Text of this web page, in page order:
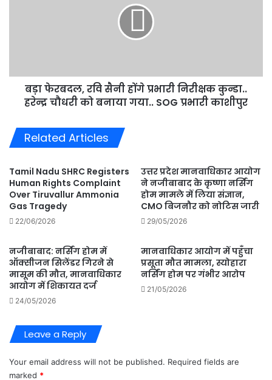
हरेन्द्र
चौधरी
गया..
SOG
बड़ा फेरबदल, रवि सैनी होंगे प्रभारी निरीक्षक कुन्डा..
हरेन्द्र चौधरी को बनाया गया.. SOG प्रभारी काशीपुर
Related Articles
Tamil Nadu SHRC Registers
Human Rights Complaint
Over Tiruvallur Ammonia
Gas Tragedy
22/06/2026
उत्तर प्रदेश मानवाधिकार आयोग
ने नजीबाबाद के कृष्णा नर्सिंग
होम मामले में लिया संज्ञान,
CMO बिजनौर को नोटिस जारी
29/05/2026
नजीबाबाद: नर्सिंग होम में
ऑक्सीजन सिलेंडर गिरने से
मासूम की मौत, मानवाधिकार
आयोग में शिकायत दर्ज
24/05/2026
मानवाधिकार आयोग में पहुँचा
प्रसूता मौत मामला, स्योहारा
नर्सिंग होम पर गंभीर आरोप
21/05/2026
Leave a Reply
Your email address will not be published. Required fields are
marked *